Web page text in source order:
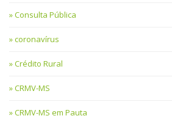
Consulta Pública
coronavírus
Crédito Rural
CRMV-MS
CRMV-MS em Pauta